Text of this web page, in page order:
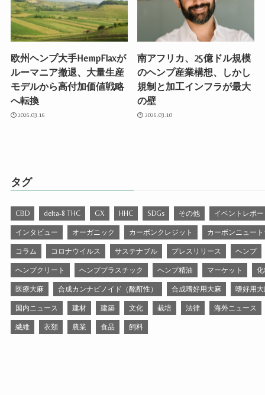
欧州ヘンプ大手HempFlaxが
ルーマニア撤退、大量生産
モデルから高付加価値戦略
へ転換
2026.03.16
南アフリカ、25億ドル規模
のヘンプ産業構想、しかし
規制と加工インフラが最大
の壁
2026.03.10
タグ
CBD delta-8 THC GX HHC SDGs その他 イベントレポ
インタビュー オーガニック カーボンクレジット カーボンニュー
コラム コロナウイルス サステナブル プレスリリース ヘンプ
ヘンプクリート ヘンププラスチック ヘンプ精油 マーケット
医療大麻 合成カンナビノイド（酩酊性） 合成嗜好用大麻 嗜好用
国内ニュース 建材 建築 文化 栽培 法律 海外ニュース
繊維 衣類 農業 食品 飼料